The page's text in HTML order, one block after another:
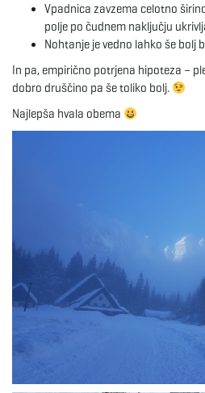
Vpadnica zavzema celotno
polje po čudnem naključju
Nohtanje je vedno lahko še bolj
In pa, empirično potrjena hipoteza –
dobro druščino pa še toliko bolj.
Najlepša hvala obema